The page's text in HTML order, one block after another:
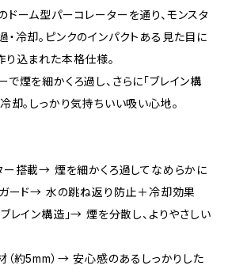
ドーム型パーコレーターを通り、モンスタ
・冷却。ピンクのインパクトある見た目に
り込まれた本格仕様。
で煙を細かくろ過し、さらに「ブレイン構
却。しっかり気持ちいい吸い心地。
ー搭載→ 煙を細かくろ過してなめらかに
ガード→ 水の跳ね返り防止＋冷却効果
レイン構造」→ 煙を分散し、よりやさしい
（約5mm）→ 安心感のあるしっかりした